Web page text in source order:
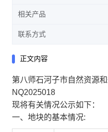
相关产品
联系方式
正文内容
第八师石河子市自然资源
NQ2025018
现将有关情况公示如下：
一、地块的基本情况: